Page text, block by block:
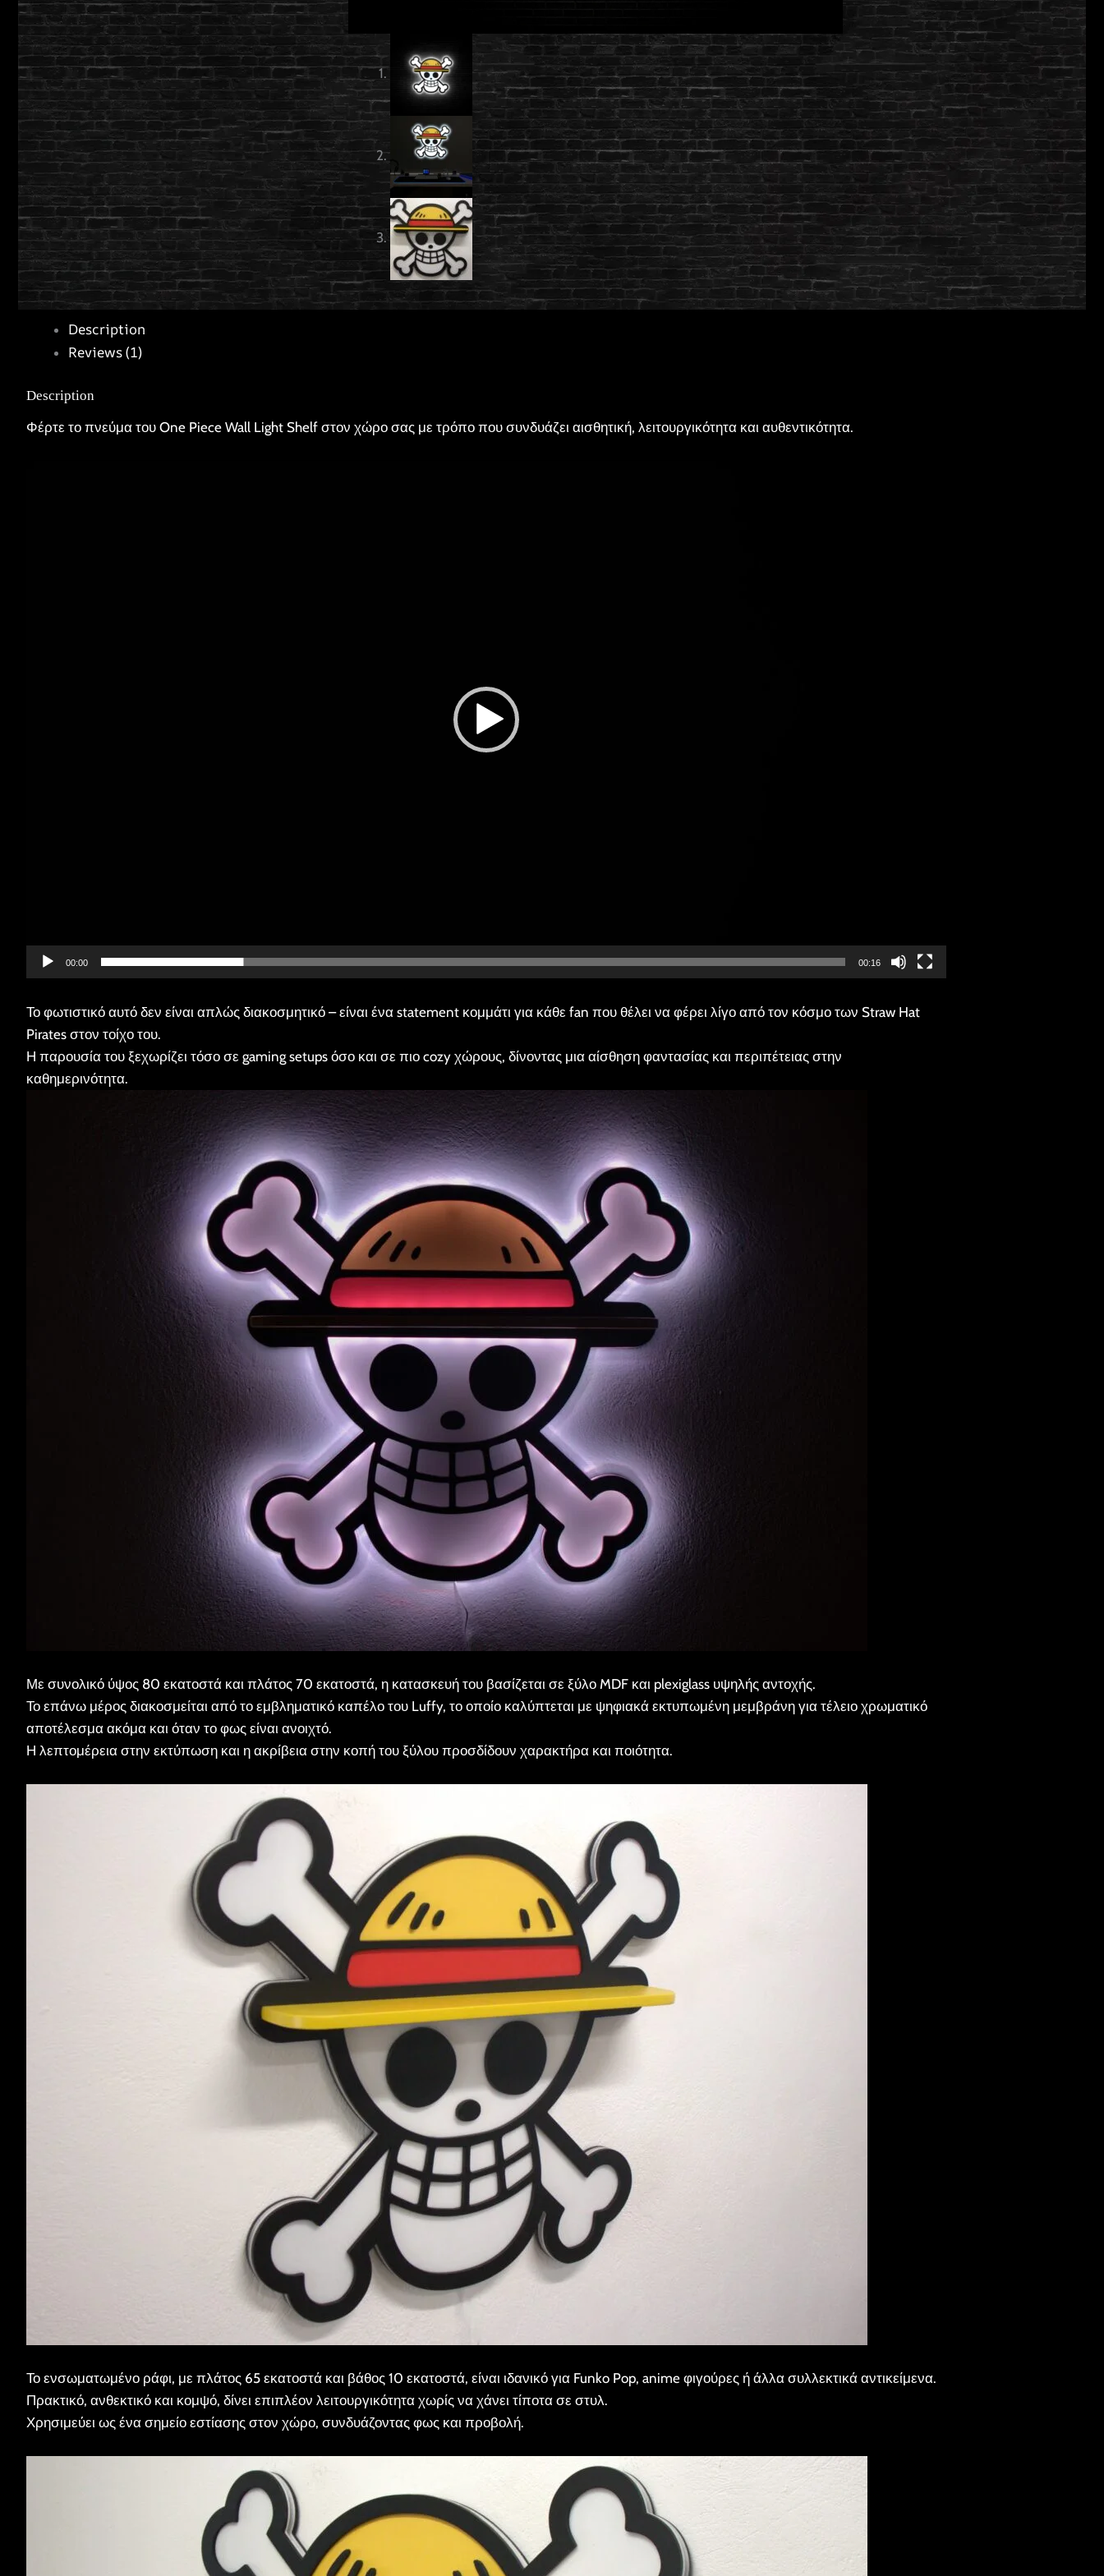
Description
Reviews (1)
Description
Φέρτε το πνεύμα του One Piece Wall Light Shelf στον χώρο σας με τρόπο που συνδυάζει αισθητική, λειτουργικότητα και αυθεντικότητα.
00:00 00:16
Το φωτιστικό αυτό δεν είναι απλώς διακοσμητικό – είναι ένα statement κομμάτι για κάθε fan που θέλει να φέρει λίγο από τον κόσμο των Straw Hat
Pirates στον τοίχο του.
Η παρουσία του ξεχωρίζει τόσο σε gaming setups όσο και σε πιο cozy χώρους, δίνοντας μια αίσθηση φαντασίας και περιπέτειας στην
καθημερινότητα.
Με συνολικό ύψος 80 εκατοστά και πλάτος 70 εκατοστά, η κατασκευή του βασίζεται σε ξύλο MDF και plexiglass υψηλής αντοχής.
Το επάνω μέρος διακοσμείται από το εμβληματικό καπέλο του Luffy, το οποίο καλύπτεται με ψηφιακά εκτυπωμένη μεμβράνη για τέλειο χρωματικό
αποτέλεσμα ακόμα και όταν το φως είναι ανοιχτό.
Η λεπτομέρεια στην εκτύπωση και η ακρίβεια στην κοπή του ξύλου προσδίδουν χαρακτήρα και ποιότητα.
Το ενσωματωμένο ράφι, με πλάτος 65 εκατοστά και βάθος 10 εκατοστά, είναι ιδανικό για Funko Pop, anime φιγούρες ή άλλα συλλεκτικά αντικείμενα.
Πρακτικό, ανθεκτικό και κομψό, δίνει επιπλέον λειτουργικότητα χωρίς να χάνει τίποτα σε στυλ.
Χρησιμεύει ως ένα σημείο εστίασης στον χώρο, συνδυάζοντας φως και προβολή.